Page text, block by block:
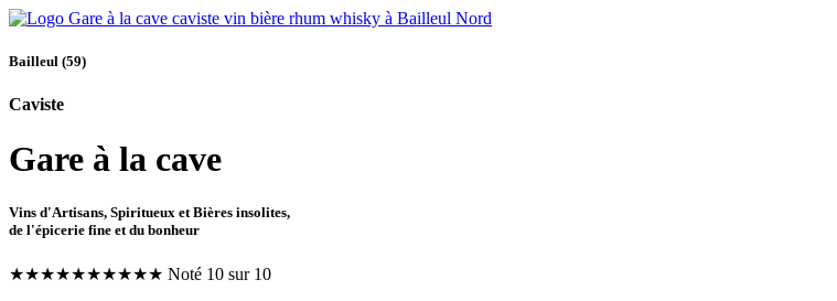
Bailleul (59)
Caviste
Gare à la cave
Vins d'Artisans, Spiritueux et Bières insolites,
de l'épicerie fine et du bonheur
★★★★★★★★★★ Noté 10 sur 10